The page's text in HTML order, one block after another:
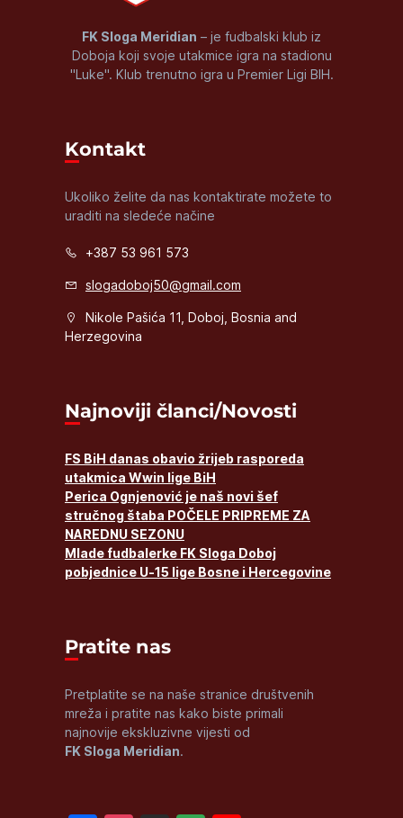
FK Sloga Meridian – je fudbalski klub iz
Doboja koji svoje utakmice igra na stadionu
"Luke". Klub trenutno igra u Premier Ligi BIH.
Kontakt
Ukoliko želite da nas kontaktirate možete to
uraditi na sledeće načine
+387 53 961 573
slogadoboj50@gmail.com
Nikole Pašića 11, Doboj, Bosnia and
Herzegovina
Najnoviji članci/Novosti
FS BiH danas obavio žrijeb rasporeda
utakmica Wwin lige BiH
Perica Ognjenović je naš novi šef
stručnog štaba POČELE PRIPREME ZA
NAREDNU SEZONU
Mlade fudbalerke FK Sloga Doboj
pobjednice U-15 lige Bosne i Hercegovine
Pratite nas
Pretplatite se na naše stranice društvenih
mreža i pratite nas kako biste primali
najnovije ekskluzivne vijesti od
FK Sloga Meridian.